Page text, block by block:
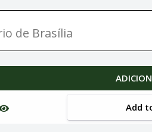
de Brasília
Add